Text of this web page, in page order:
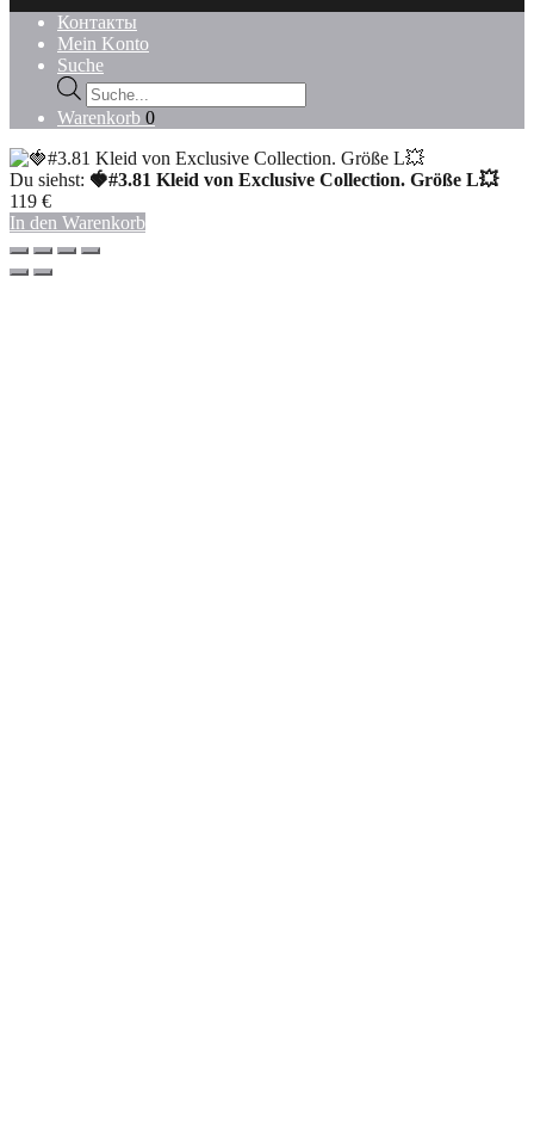
Контакты
Mein Konto
Suche
Products
search
Warenkorb 0
Du siehst: 🍓#3.81 Kleid von Exclusive Collection. Größe L💥
119 €
In den Warenkorb